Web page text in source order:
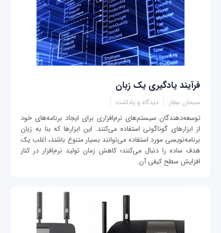
فرآیند یادگیری یک زبان
سبحان عطار دیدگاه و یاداشت
توسعه‌دهندگان سیستم‌های نرم‌افزاری برای ایجاد برنامه‌های خود
از ابزارهای گوناگونی استفاده می‌کنند. این ابزارها که بنا به زبان
برنامه‌نویسی مورد استفاده می‌توانند بسیار متنوع باشند، اغلب یک
هدف ساده را دنبال می‌کنند؛ کاهش زمان تولید نرم‌افزار در کنار
افزایش سطح کیفی آن.